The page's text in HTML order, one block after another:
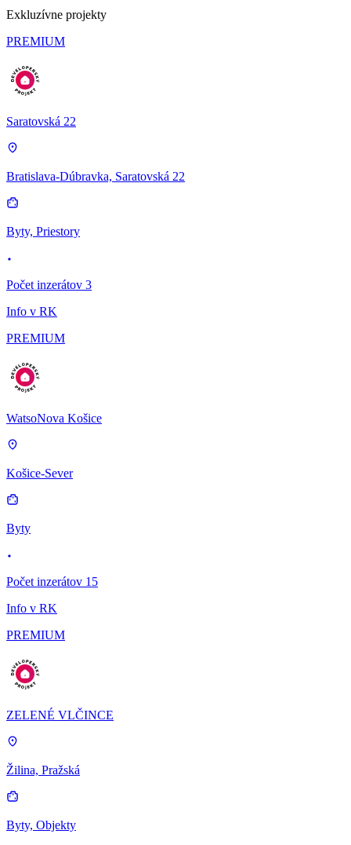
Exkluzívne projekty
PREMIUM
Saratovská 22
Bratislava-Dúbravka, Saratovská 22
Byty, Priestory
Počet inzerátov 3
Info v RK
PREMIUM
WatsoNova Košice
Košice-Sever
Byty
Počet inzerátov 15
Info v RK
PREMIUM
ZELENÉ VLČINCE
Žilina, Pražská
Byty, Objekty